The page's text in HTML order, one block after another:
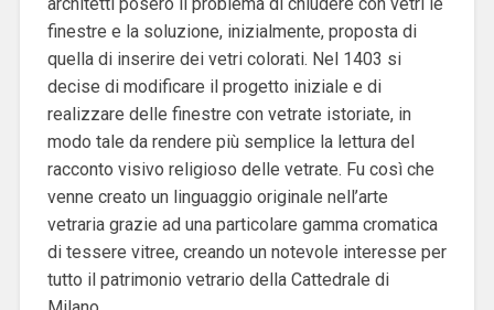
finestre e la soluzione, inizialmente, proposta di
quella di inserire dei vetri colorati. Nel 1403 si
decise di modificare il progetto iniziale e di
realizzare delle finestre con vetrate istoriate, in
modo tale da rendere più semplice la lettura del
racconto visivo religioso delle vetrate. Fu così che
venne creato un linguaggio originale nell’arte
vetraria grazie ad una particolare gamma cromatica
di tessere vitree, creando un notevole interesse per
tutto il patrimonio vetrario della Cattedrale di